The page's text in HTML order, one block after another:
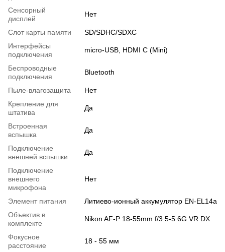
Сенсорный
дисплей
Нет
Слот карты памяти
SD/SDHC/SDXC
Интерфейсы
подключения
micro-USB, HDMI C (Mini)
Беспроводные
подключения
Bluetooth
Пыле-влагозащита
Нет
Крепление для
штатива
Да
Встроенная
вспышка
Да
Подключение
внешней вспышки
Да
Подключение
внешнего
микрофона
Нет
Элемент питания
Литиево-ионный аккумулятор EN-EL14a
Объектив в
комплекте
Nikon AF-P 18-55mm f/3.5-5.6G VR DX
Фокусное
расстояние
18 - 55 мм